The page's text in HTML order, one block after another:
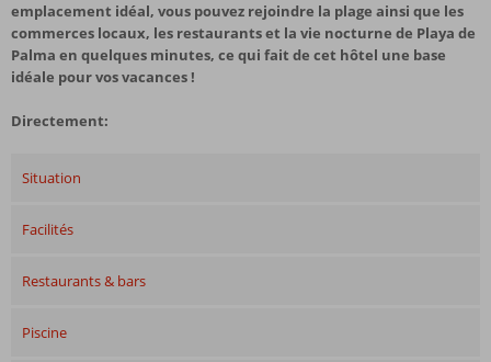
emplacement idéal, vous pouvez rejoindre la plage ainsi que les
commerces locaux, les restaurants et la vie nocturne de Playa de
Palma en quelques minutes, ce qui fait de cet hôtel une base
idéale pour vos vacances !
Directement:
Situation
Facilités
Restaurants & bars
Piscine